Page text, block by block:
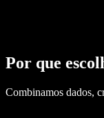
Por que
Combinamos dados,